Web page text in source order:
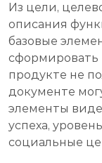
Из цели,
описания
базовые
сформировать
продукте не
документе
элементы
успеха,
социальные